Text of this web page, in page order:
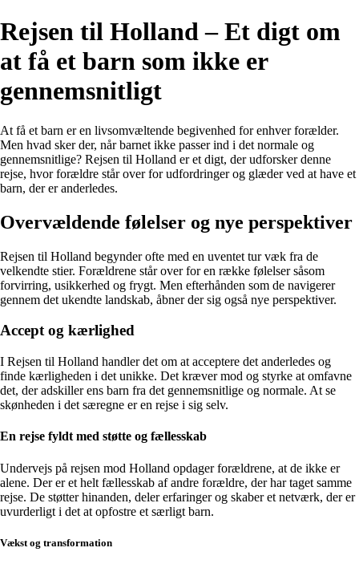
Rejsen til Holland – Et digt om
at få et barn som ikke er
gennemsnitligt
At få et barn er en livsomvæltende begivenhed for enhver forælder.
Men hvad sker der, når barnet ikke passer ind i det normale og
gennemsnitlige? Rejsen til Holland er et digt, der udforsker denne
rejse, hvor forældre står over for udfordringer og glæder ved at have et
barn, der er anderledes.
Overvældende følelser og nye perspektiver
Rejsen til Holland begynder ofte med en uventet tur væk fra de
velkendte stier. Forældrene står over for en række følelser såsom
forvirring, usikkerhed og frygt. Men efterhånden som de navigerer
gennem det ukendte landskab, åbner der sig også nye perspektiver.
Accept og kærlighed
I Rejsen til Holland handler det om at acceptere det anderledes og
finde kærligheden i det unikke. Det kræver mod og styrke at omfavne
det, der adskiller ens barn fra det gennemsnitlige og normale. At se
skønheden i det særegne er en rejse i sig selv.
En rejse fyldt med støtte og fællesskab
Undervejs på rejsen mod Holland opdager forældrene, at de ikke er
alene. Der er et helt fællesskab af andre forældre, der har taget samme
rejse. De støtter hinanden, deler erfaringer og skaber et netværk, der er
uvurderligt i det at opfostre et særligt barn.
Vækst og transformation